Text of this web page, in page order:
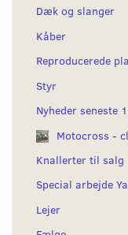
Dæk og slanger
Kåber
Reproducerede
Styr
Nyheder seneste
Motocross -
Knallerter til salg
Special arbejde
Lejer